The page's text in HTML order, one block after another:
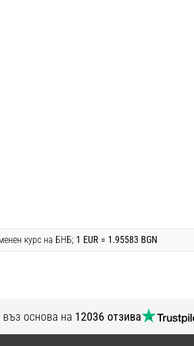
курс на БНБ; 1 EUR = 1.95583 BGN
въз основа на 12036 отзива